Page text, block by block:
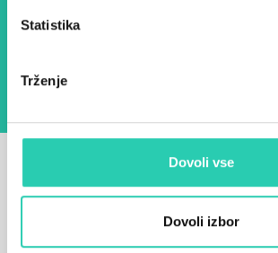
Statistika
Trženje
Dovoli vse
Dovoli izbor
Z uporabo tega obrazca potrjujem, da sem
seznanjen z obdelavo osebnih podatkov za